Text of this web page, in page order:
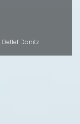
Detlef Danitz